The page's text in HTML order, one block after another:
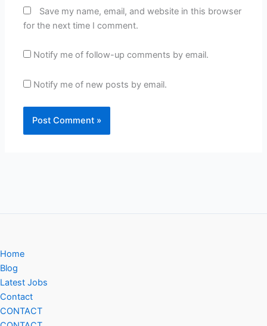
Save my name, email, and website in this browser
for the next time I comment.
Notify me of follow-up comments by email.
Notify me of new posts by email.
Home
Blog
Latest Jobs
Contact
CONTACT